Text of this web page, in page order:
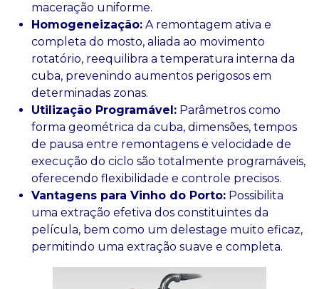
maceração uniforme.
Homogeneização: A remontagem ativa e
completa do mosto, aliada ao movimento
rotatório, reequilibra a temperatura interna da
cuba, prevenindo aumentos perigosos em
determinadas zonas.
Utilização Programável: Parâmetros como
forma geométrica da cuba, dimensões, tempos
de pausa entre remontagens e velocidade de
execução do ciclo são totalmente programáveis,
oferecendo flexibilidade e controle precisos.
Vantagens para Vinho do Porto: Possibilita
uma extração efetiva dos constituintes da
película, bem como um delestage muito eficaz,
permitindo uma extração suave e completa.